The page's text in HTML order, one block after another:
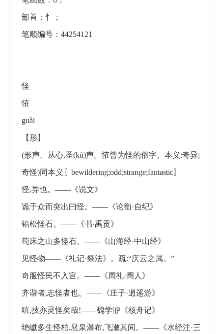
部首：忄；
笔顺编号：44254121
怪
恠
guài
【形】
(形声。从心,圣(kù)声。恠曾为怪的俗字。本义:奇异;
奇怪)同本义〖bewildering;odd;strange;fantastic〗
怪,异也。——《说文》
诡于众而突出曰怪。——《论衡·自纪》
铅松怪石。——《书·禹贡》
苟床之山多怪石。——《山海经·中山经》
见怪物——《礼记·祭法》。疏:“庆云之属。”
奇服怪民不入宫。——《周礼·阍人》
齐谐者,志怪者也。——《庄子·逍遥游》
嘻,技亦灵怪矣哉!——魏学洢《核舟记》
绝巘多生怪柏,悬泉瀑布,飞潄其间。——《水经注·三